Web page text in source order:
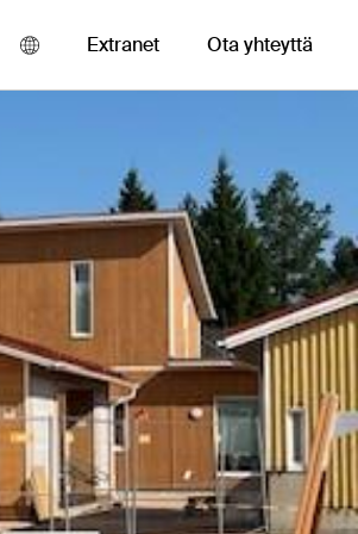
SuomiExtranet Ota yhteyttä